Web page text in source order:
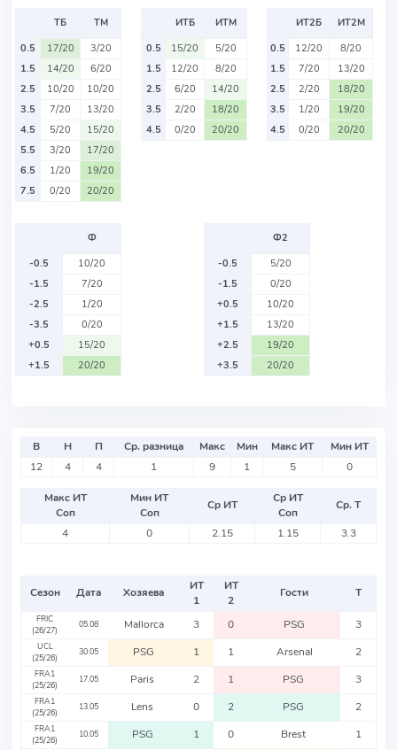
ТБ
ТМ
0.5
17/20
3/20
1.5
14/20
6/20
2.5
10/20
10/20
3.5
7/20
13/20
4.5
5/20
15/20
5.5
3/20
17/20
6.5
1/20
19/20
7.5
0/20 20/20
ИТБ
ИТМ
0.5
15/20
5/20
1.5
12/20
8/20
2.5
6/20
14/20
3.5
2/20
18/20
4.5
0/20 20/20
ИТ2Б
ИТ2М
0.5
12/20
8/20
1.5
7/20
13/20
2.5
2/20
18/20
3.5
1/20
19/20
4.5
0/20 20/20
Ф
-0.5
10/20
-1.5
7/20
-2.5
1/20
-3.5
0/20
+0.5
15/20
+1.5
20/20
Ф2
-0.5
5/20
-1.5
0/20
+0.5
10/20
+1.5
13/20
+2.5
19/20
+3.5
20/20
В Н П Ср. разница Макс Мин Макс ИТ
Мин ИТ
12
4 4 1 9 1 5 0
Макс ИТ
Соп
Мин ИТ
Соп
Ср ИТ
Ср ИТ
Соп
Ср. Т
4
0 2.15 1.15 3.3
Сезон Дата Хозяева
ИТ
1
ИТ
2
Гости Т
FRIC
(26/27)
05.08 Mallorca 3 0 PSG 3
UCL
(25/26)
30.05 PSG 1 1 Arsenal 2
FRA1
(25/26)
17.05 Paris 2 1 PSG 3
FRA1
(25/26)
13.05 Lens 0 2 PSG 2
FRA1
(25/26)
10.05 PSG 1 0 Brest 1